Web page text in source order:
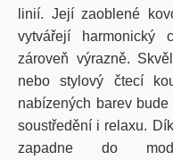
linií. Její zaoblené
vytvářejí harmonický
zároveň výrazně.
nebo stylový čtecí
nabízených barev
soustředění i relaxu.
zapadne do